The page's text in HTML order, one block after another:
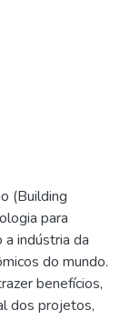
(Building
para
indústria da
do mundo.
benefícios,
dos projetos,